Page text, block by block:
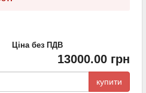
Ціна без ПДВ
13000.00 грн
купити